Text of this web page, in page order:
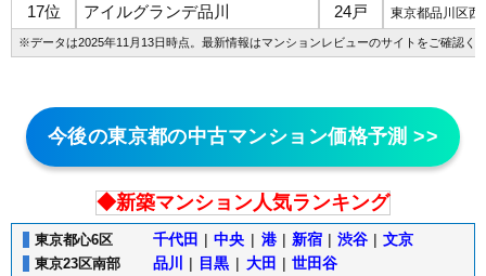
17位 アイルグランデ品川 24戸 東京都品川区
※データは2025年11月13日時点。最新情報はマンションレビューのサイト をご確認く
今後の東京都の中古マンション価格予測 >>
◆新築マンション人気ランキング
東京都心6区 千代田 | 中央 | 港 | 新宿 | 渋谷 | 文京
東京23区南部 品川 | 目黒 | 大田 | 世田谷